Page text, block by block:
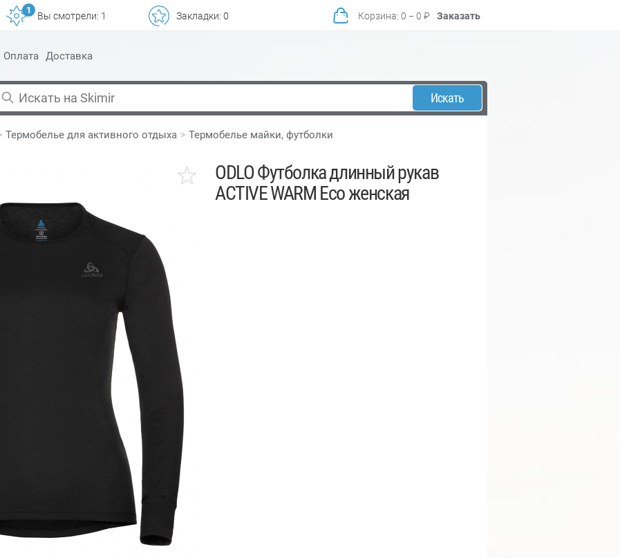
1
Вы смотрели: 1 Закладки: 0 Корзина: 0 − 0 ₽ Заказать
Оплата Доставка
Искать
Термобелье для активного отдыха Термобелье майки, футболки
ODLO Футболка длинный рукав
ACTIVE WARM Eco женская